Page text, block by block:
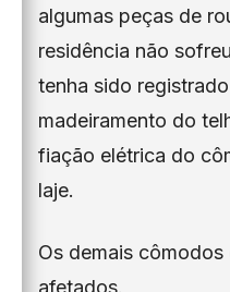
algumas peças de
residência não
tenha sido
madeiramento do
fiação elétrica do
laje.
Os demais
afetados.